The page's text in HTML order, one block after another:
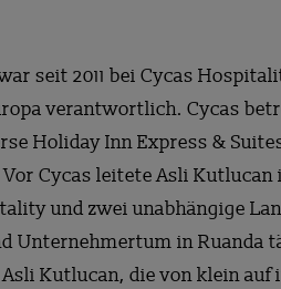
seit 2011 bei Cycas
verantwortlich. Cycas
Holiday Inn Express &
Cycas leitete Asli
und zwei unabhängige
Unternehmertum in Ruanda
Kutlucan, die von klein